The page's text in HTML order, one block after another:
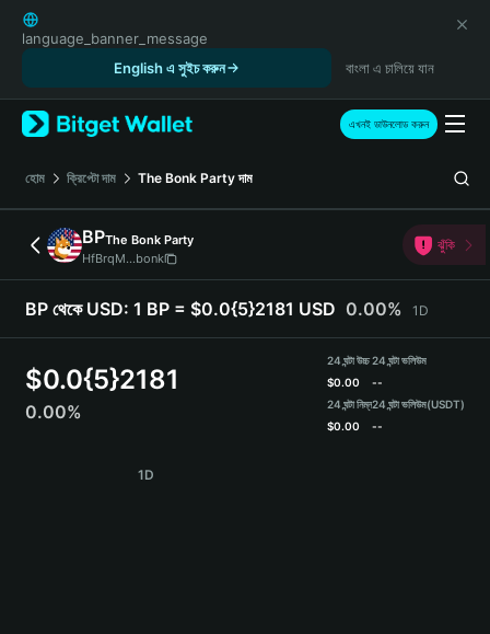
English
日本語
Русский
Español (Latinoamérica)
Türkçe
Italiano
Deutsch
简体中文
繁體中文
Português (Portugal)
हिन्दी
Español (Argentina)
language_banner_message
English এ সুইচ করুন
বাংলা এ চালিয়ে যান
এখনই ডাউনলোড করুন
হোম ক্রিপ্টো দাম The Bonk Party দাম
BPThe Bonk Party
HfBrqM...bonk
ঝুঁকি
BP থেকে USD: 1 BP = $0.0{5}2181 USD 0.00% 1D
$0.0{5}2181
0.00%
24 ঘন্টা উচ্চ
$0.00
24 ঘন্টা নিম্ন
$0.00
24 ঘন্টা ভলিউম
--
24 ঘন্টা ভলিউম(USDT)
--
1D